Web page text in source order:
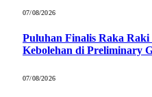
07/08/2026
Puluhan Finalis Raka
Kebolehan di Preliminary
07/08/2026